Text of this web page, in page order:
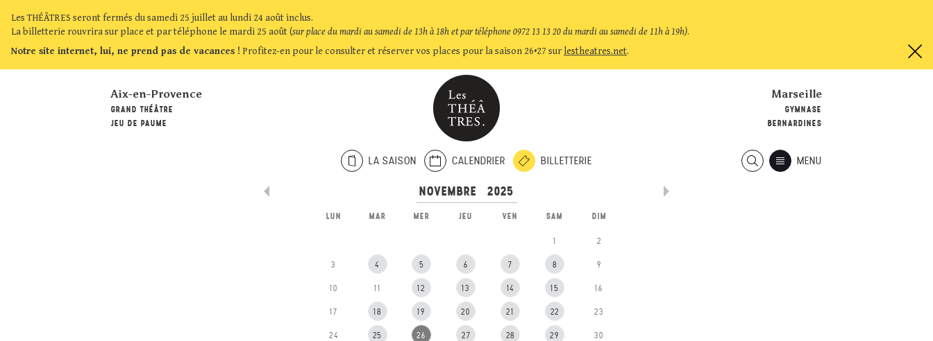
Les THÉÂTRES seront fermés du samedi 25 juillet au lundi 24 août inclus.
La billetterie rouvrira sur place et par téléphone le mardi 25 août (sur place du mardi au samedi de 13h à 18h et par téléphone 0972 13 13 20 du mardi au samedi de 11h à 19h).
Notre site internet, lui, ne prend pas de vacances ! Profitez-en pour le consulter et réserver vos places pour la saison 26•27 sur lestheatres.net.
Marseille
GYMNASE
BERNARDINES
Aix-en-Provence
GRAND THÉÂTRE
JEU DE PAUME
LA SAISON CALENDRIER BILLETTERIE MENU
LUN MAR MER JEU VEN SAM DIM
1 2
3 4 5 6 7 8 9
10 11 12 13 14 15 16
17 18 19 20 21 22 23
24 25 26 27 28 29 30